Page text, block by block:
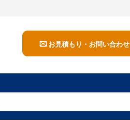
お見積もり・お問い合わせ